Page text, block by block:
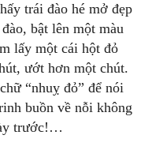
trái đào hé mở đẹp
bật lên một màu
lấy một cái hột đỏ
ướt hơn một chút.
“nhuỵ đỏ” để nói
buồn về nỗi không
trước!…